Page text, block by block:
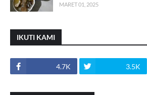
MARET 01, 2025
IKUTI KAMI
4.7K 3.5K